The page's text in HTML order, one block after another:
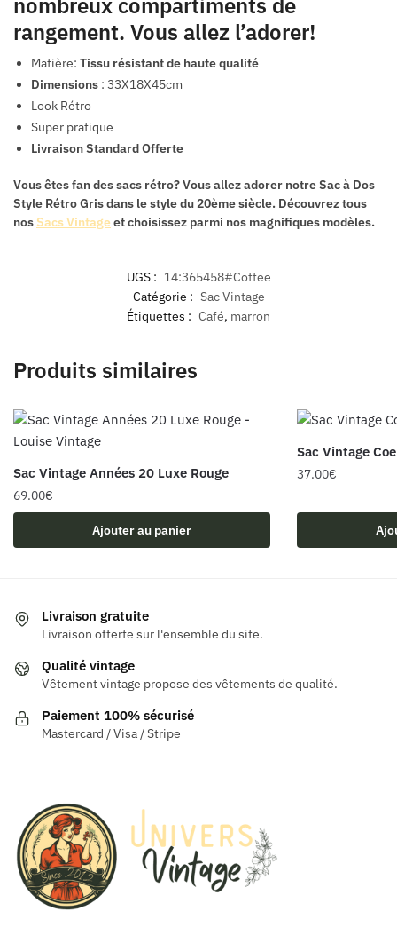
rangement. Vous allez l’adorer!
Matière: Tissu résistant de haute qualité
Dimensions : 33X18X45cm
Look Rétro
Super pratique
Livraison Standard Offerte
Vous êtes fan des sacs rétro? Vous allez adorer notreSac à Dos
Style Rétro Grisdans le style du 20ème siècle. Découvrez tous
nos Sacs Vintageet choisissez parmi nos magnifiques modèles.
UGS : 14:365458#Coffee
Catégorie : Sac Vintage
Étiquettes : Café, marron
Produits similaires
Sac Vintage Années 20 Luxe Rouge
69.00€
Ajouter au panier
Sac Vintage
37.00€
Livraison gratuite
Livraison offerte sur l'ensemble du site.
Qualité vintage
Vêtement vintage propose des vêtements de qualité.
Paiement 100% sécurisé
Mastercard / Visa / Stripe